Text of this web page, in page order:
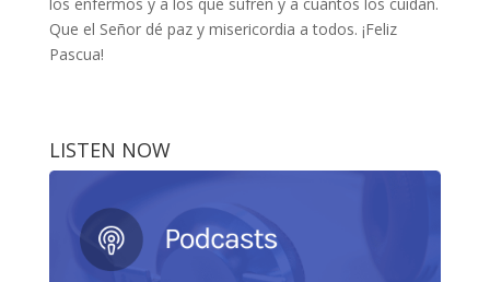
Que el Señor dé paz y misericordia a todos. ¡Feliz
Pascua!
LISTEN NOW